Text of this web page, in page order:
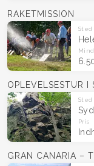
RAKETMISSION
Sted
OPLEVELSESTUR I
Sted
Pris